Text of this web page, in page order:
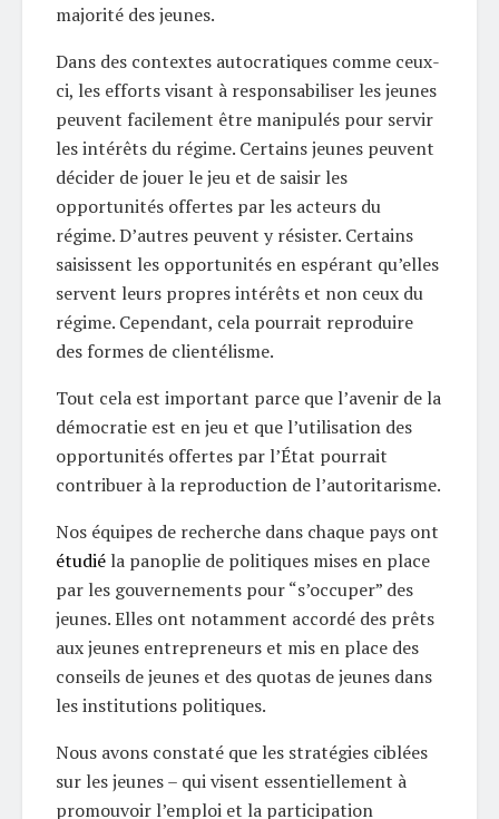
majorité des jeunes.
Dans des contextes autocratiques comme ceux-
ci, les efforts visant à responsabiliser les jeunes
peuvent facilement être manipulés pour servir
les intérêts du régime. Certains jeunes peuvent
décider de jouer le jeu et de saisir les
opportunités offertes par les acteurs du
régime. D’autres peuvent y résister. Certains
saisissent les opportunités en espérant qu’elles
servent leurs propres intérêts et non ceux du
régime. Cependant, cela pourrait reproduire
des formes de clientélisme.
Tout cela est important parce que l’avenir de la
démocratie est en jeu et que l’utilisation des
opportunités offertes par l’État pourrait
contribuer à la reproduction de l’autoritarisme.
Nos équipes de recherche dans chaque pays ont
étudié la panoplie de politiques mises en place
par les gouvernements pour “s’occuper” des
jeunes. Elles ont notamment accordé des prêts
aux jeunes entrepreneurs et mis en place des
conseils de jeunes et des quotas de jeunes dans
les institutions politiques.
Nous avons constaté que les stratégies ciblées
sur les jeunes – qui visent essentiellement à
promouvoir l’emploi et la participation